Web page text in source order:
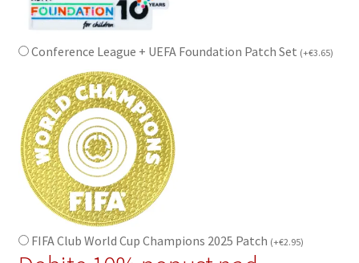
Conference League + UEFA Foundation Patch Set (+€3.65)
FIFA Club World Cup Champions 2025 Patch (+€2.95)